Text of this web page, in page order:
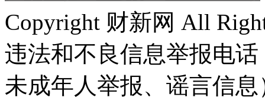
Copyright 财新网 All
违法和不良信息举报电
未成年人举报、谣言信